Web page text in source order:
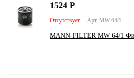
Арт. MW 64/1
Отсутствует
MANN-FILTER MW 64/1
1524 Р